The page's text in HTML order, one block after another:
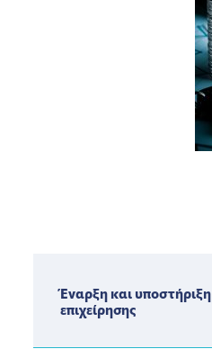
Έναρξη και υποστήριξη
επιχείρησης